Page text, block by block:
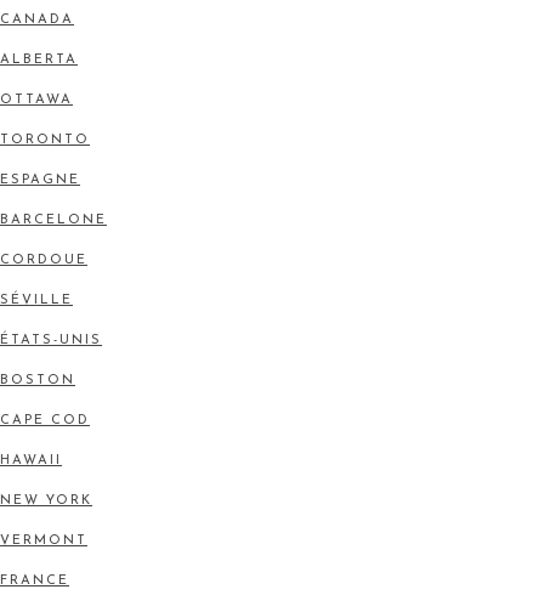
CANADA
ALBERTA
OTTAWA
TORONTO
ESPAGNE
BARCELONE
CORDOUE
SÉVILLE
ÉTATS-UNIS
BOSTON
CAPE COD
HAWAII
NEW YORK
VERMONT
FRANCE